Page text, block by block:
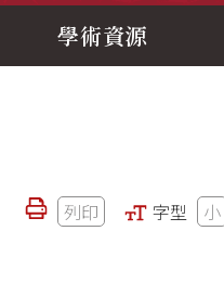
學術資源
列印 字型 小